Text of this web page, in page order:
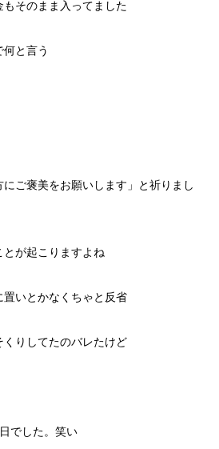
そのまま入ってました
と言う
ご褒美をお願いします」と祈りまし
とが起こりますよね
いとかなくちゃと反省
りしてたのバレたけど
でした。笑い